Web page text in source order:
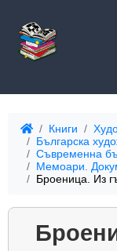
Книги
Българска
Съвременна
Мемоари.
Броеница. Из